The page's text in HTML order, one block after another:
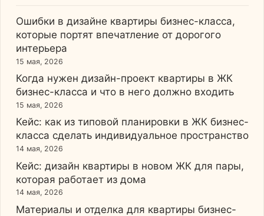
Ошибки в дизайне квартиры бизнес-класса,
которые портят впечатление от дорогого
интерьера
15 мая, 2026
Когда нужен дизайн-проект квартиры в ЖК
бизнес-класса и что в него должно входить
15 мая, 2026
Кейс: как из типовой планировки в ЖК бизнес-
класса сделать индивидуальное пространство
14 мая, 2026
Кейс: дизайн квартиры в новом ЖК для пары,
которая работает из дома
14 мая, 2026
Материалы и отделка для квартиры бизнес-